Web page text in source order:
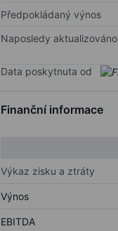
Předpokládaný výnos
Naposledy aktualizováno
Data poskytnuta od
Finanční informace
Výkaz zisku a ztráty
Výnos
EBITDA